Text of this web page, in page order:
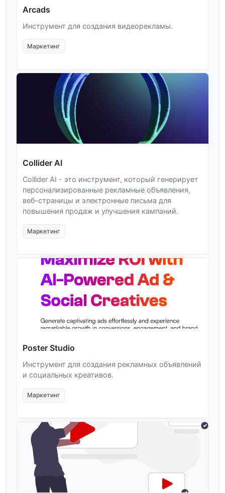
Arcads
Инструмент для создания видеорекламы.
Маркетинг
Collider AI
Collider AI - это инструмент, который генерирует
персонализированные рекламные объявления,
веб-страницы и электронные письма для
повышения продаж и улучшения кампаний.
Маркетинг
Poster Studio
Инструмент для создания рекламных объявлений
и социальных креативов.
Маркетинг